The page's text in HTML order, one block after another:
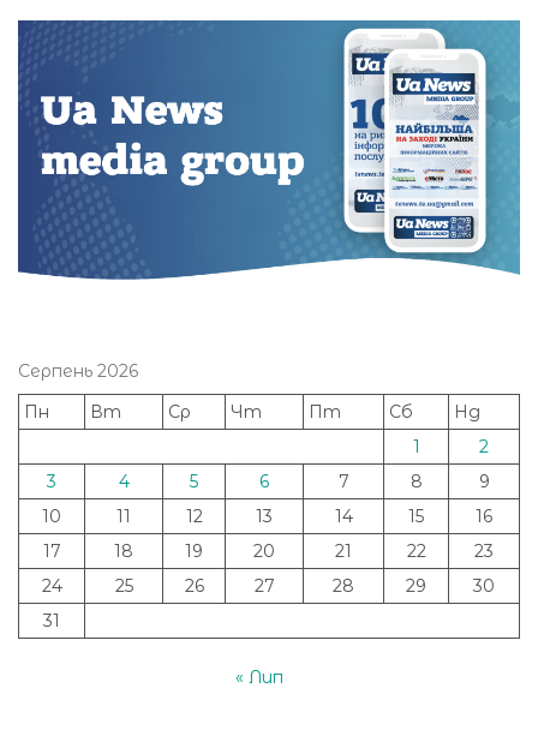
Серпень 2026
Пн
Вт Ср Чт Пт Сб
Нд
1
2
3
4 5 6 7 8
9
10
11 12 13 14 15
16
17
18 19 20 21 22
23
24
25 26 27 28 29
30
31
« Лип